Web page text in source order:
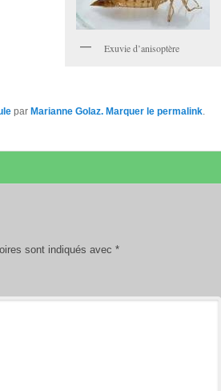
Exuvie d’anisoptère
par Marianne Golaz. Marquer le permalink.
sont indiqués avec *